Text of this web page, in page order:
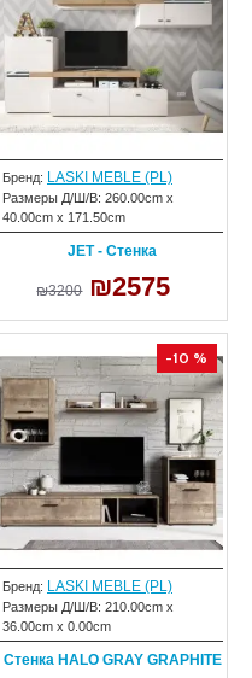
Бренд: LASKI MEBLE (PL)
Размеры Д/Ш/В: 260.00cm x
40.00cm x 171.50cm
JET - Стенка
₪3200 ₪2575
-10 %
Бренд: LASKI MEBLE (PL)
Размеры Д/Ш/В: 210.00cm x
36.00cm x 0.00cm
Стенка HALO GRAY GRAPHITE